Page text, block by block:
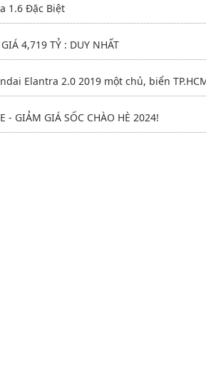
1.6 Đặc Biệt
4,719 TỶ : DUY NHẤT
Elantra 2.0 2019 một chủ, biển
- GIẢM GIÁ SỐC CHÀO HÈ 2024!